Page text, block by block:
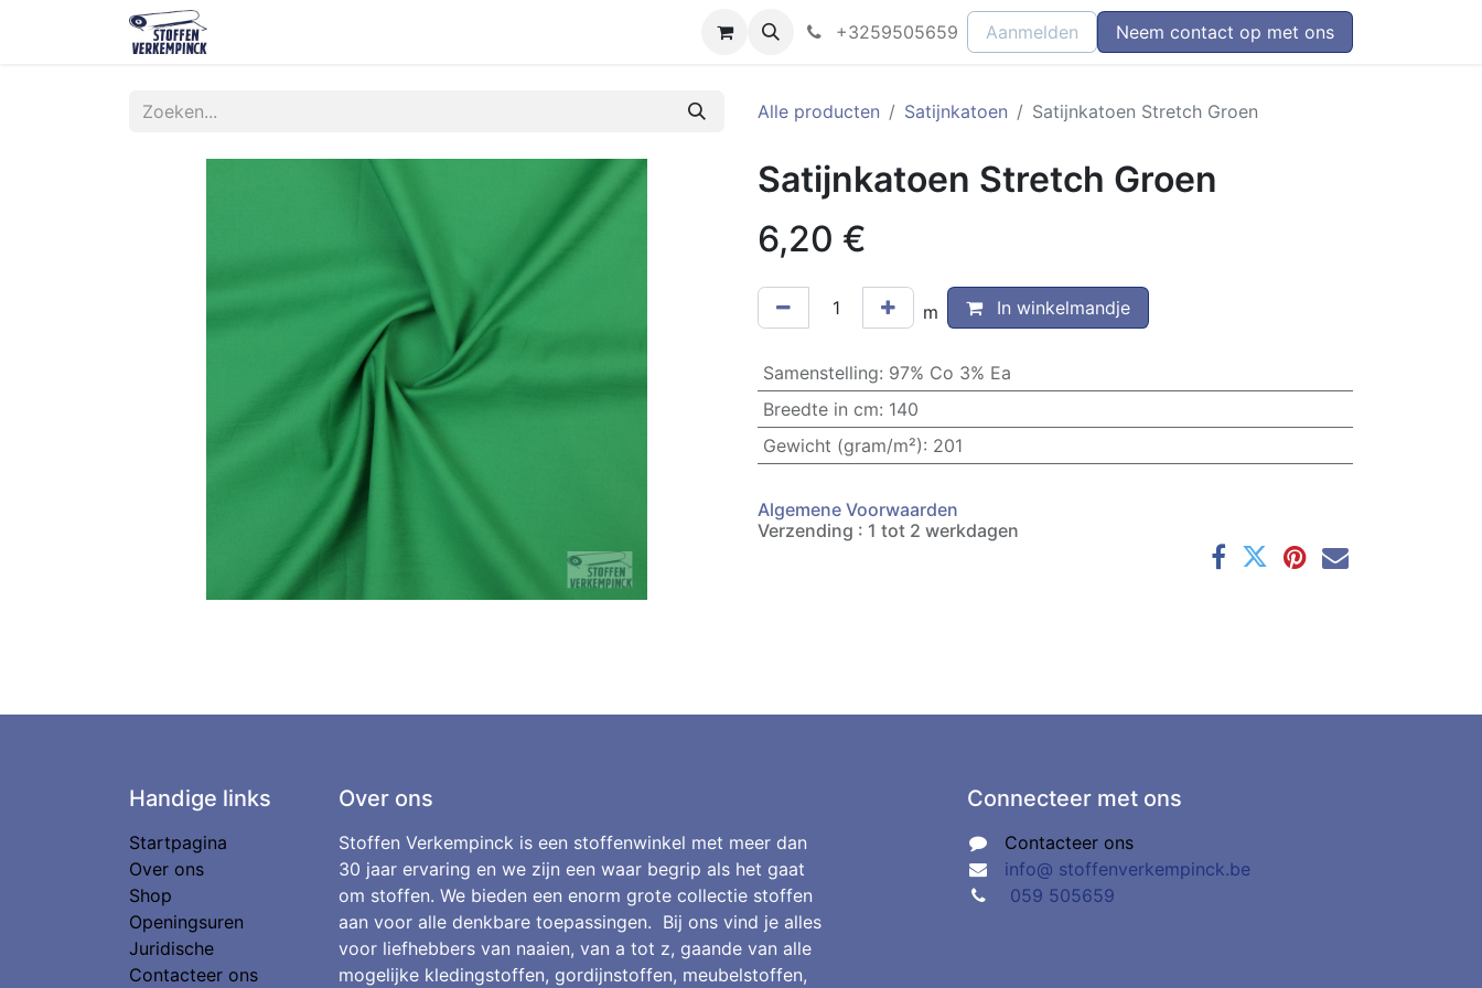
+3259505659 Aanmelden Neem contact op met ons
Alle producten Satijnkatoen Satijnkatoen Stretch Groen
Satijnkatoen Stretch Groen
6,20 €
m In winkelmandje
Samenstelling: 97% Co 3% Ea
Breedte in cm: 140
Gewicht (gram/m²): 201
Algemene Voorwaarden
Verzending : 1 tot 2 werkdagen
Handige links
Startpagina
Over ons
Shop
Openingsuren
Juridische
Contacteer ons
Over ons
Stoffen Verkempinck is een stoffenwinkel met meer dan
30 jaar ervaring en we zijn een waar begrip als het gaat
om stoffen. We bieden een enorm grote collectie stoffen
aan voor alle denkbare toepassingen. Bij ons vind je alles
voor liefhebbers van naaien, van a tot z, gaande van alle
mogelijke kledingstoffen, gordijnstoffen, meubelstoffen,
Connecteer met ons
Contacteer ons
info@ stoffenverkempinck.be
059 505659